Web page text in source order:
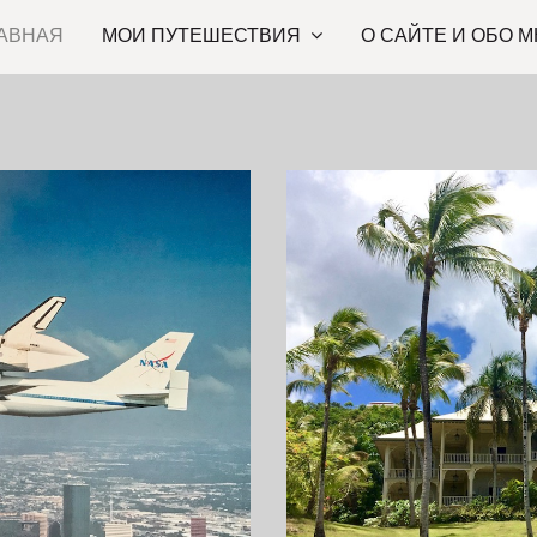
МОИ ПУТЕШЕСТВИЯ О САЙТЕ И ОБО